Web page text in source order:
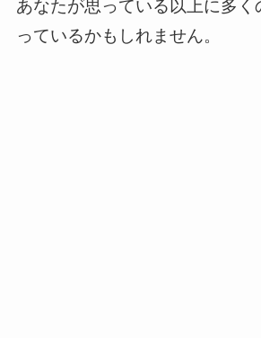
あなたが思っている以上に多く
っているかもしれません。